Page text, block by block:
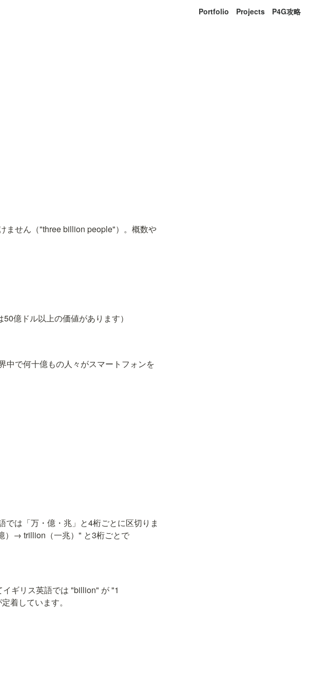
Portfolio Projects P4G攻略
ません（"three billion people"）。概数や
億ドル以上の価値があります）
中で何十億もの人々がスマートフォンを
は「万・億・兆」と4桁ごとに区切りま
→ trillion（一兆）" と3桁ごとで
ギリス英語では "billion" が "1
着しています。